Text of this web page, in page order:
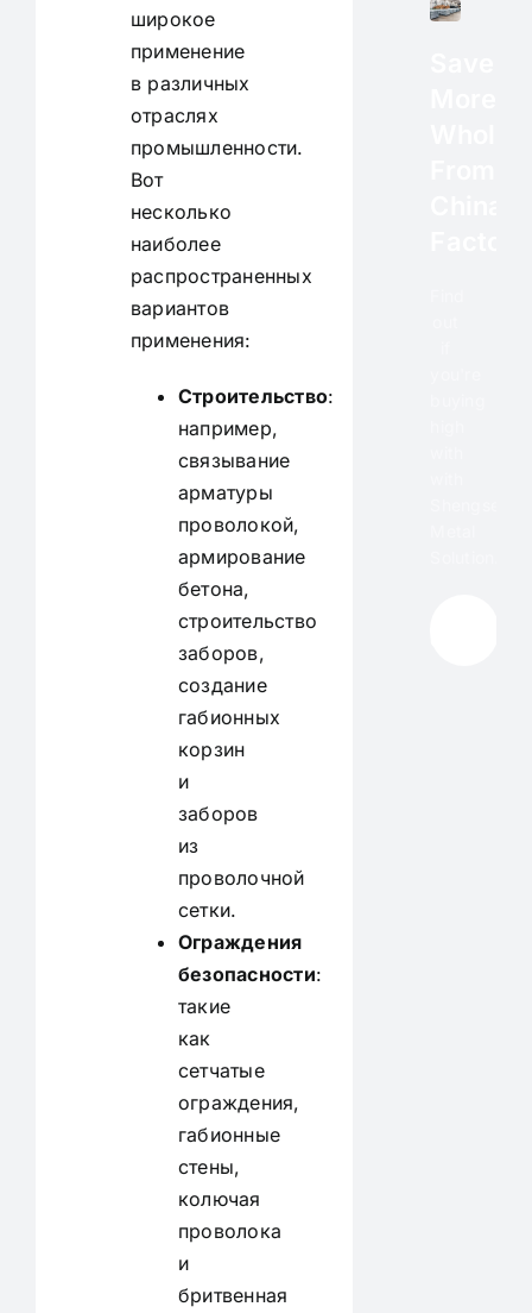
широкое
применение
в различных
отраслях
промышленности.
Вот
несколько
наиболее
распространенных
вариантов
применения:
Строительство:
например,
связывание
арматуры
проволокой,
армирование
бетона,
строительство
заборов,
создание
габионных
корзин
и
заборов
из
проволочной
сетки.
Ограждения
безопасности:
такие
как
сетчатые
ограждения,
габионные
стены,
колючая
проволока
и
бритвенная